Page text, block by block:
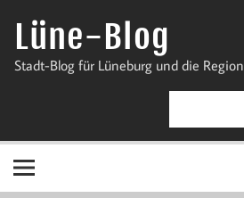
InhaltLüne-Blog
Stadt-Blog für Lüneburg und die Region